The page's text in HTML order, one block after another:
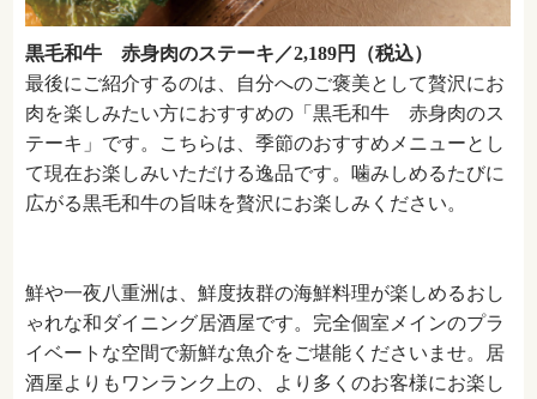
黒毛和牛 赤身肉のステーキ／2,189円（税込）
最後にご紹介するのは、自分へのご褒美として贅沢にお
肉を楽しみたい方におすすめの「黒毛和牛 赤身肉のス
テーキ」です。こちらは、季節のおすすめメニューとし
て現在お楽しみいただける逸品です。噛みしめるたびに
広がる黒毛和牛の旨味を贅沢にお楽しみください。
鮮や一夜八重洲は、鮮度抜群の海鮮料理が楽しめるおし
ゃれな和ダイニング居酒屋です。完全個室メインのプラ
イベートな空間で新鮮な魚介をご堪能くださいませ。居
酒屋よりもワンランク上の、より多くのお客様にお楽し